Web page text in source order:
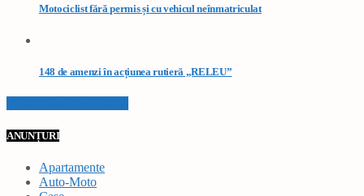
Motociclist fără permis și cu vehicul neînmatriculat
148 de amenzi în acțiunea rutieră „RELEU”
ANUNȚURI
Apartamente
Auto-Moto